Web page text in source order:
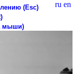
ru en
(Esc)
мыши)